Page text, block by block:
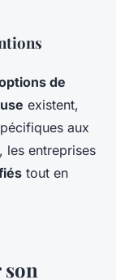
de
existent,
aux
les entreprises
tout en